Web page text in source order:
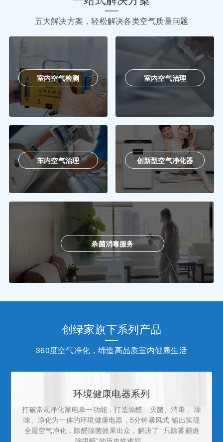
五大解决方案，轻松解决各类空气质量问题
室内空气检测 室内空气治理
车内空气治理 创新型空气净化器
杀菌消毒服务
创绿家旗下系列产品
360度空气净化，缔造高品质室内健康生活
环境健康电器系列
打破常规净化家电单一功能，打造除醛、灭菌、消毒 、除
味、净化为一体的环境健康电器，5分钟暴风式 输出实现
全屋空气净化，除醛除菌效果出众，解决了 “只除雾霾难